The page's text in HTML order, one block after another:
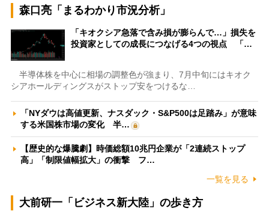
森口亮「まるわかり市況分析」
「キオクシア急落で含み損が膨らんで…」損失を
投資家としての成長につなげる4つの視点 「…
半導体株を中心に相場の調整色が強まり、7月中旬にはキオク
シアホールディングスがストップ安をつけるな…
「NYダウは高値更新、ナスダック・S&P500は足踏み」が意味
する米国株市場の変化 半…
【歴史的な爆騰劇】時価総額10兆円企業が「2連続ストップ
高」「制限値幅拡大」の衝撃 フ…
一覧を見る
大前研一「ビジネス新大陸」の歩き方